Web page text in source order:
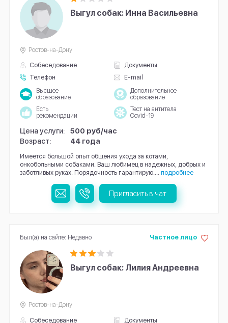
Выгул собак: Инна Васильевна
Собеседование
Документы
Телефон
E-mail
Ростов-на-Дону
Высшее
образование
Дополнительное
образование
Есть
рекомендации
Тест на антитела
Covid-19
Цена услуги:
500 руб/час
Возраст:
44 года
Имеется большой опыт общения ухода за котами,
онкобольными собаками. Ваш любимец в надежных, добрых и
заботливых руках. Порядочность гарантирую....
подробнее
Пригласить в чат
Выгул собак: Лилия Андреевна
Собеседование Документы
Частное лицо
Ростов-на-Дону
Был(а) на сайте: Недавно